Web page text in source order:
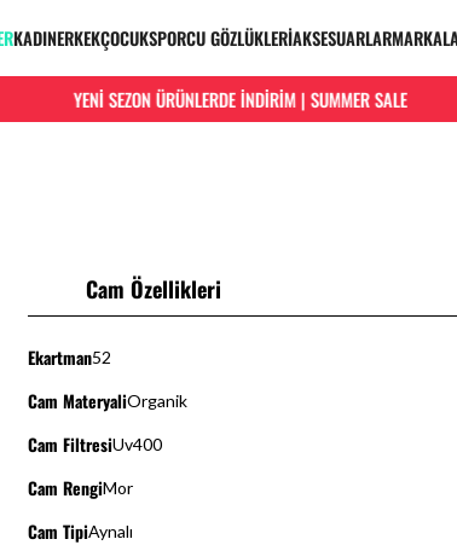
KADINERKEKÇOCUKSPORCU GÖZLÜKLERİAKSESUARLAR
YENİ SEZON ÜRÜNLERDE İNDİRİM | SUMMER SALE
Cam Özellikleri
Ekartman52
Cam MateryaliOrganik
Cam FiltresiUv400
Cam RengiMor
Cam TipiAynalı